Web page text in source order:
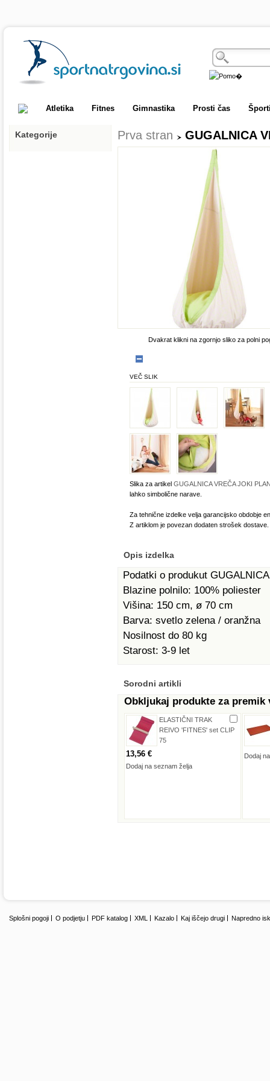
Atletika Fitnes Gimnastika Prosti čas
Kategorije Prva stran GUGALNICA
Dvakrat klikni na zgornjo sliko za polni
VEČ SLIK
Slika za artikel GUGALNICA VREČA JOKI
lahko simbolične narave.
Za tehnične izdelke velja garancijsko obdobje
Z artiklom je povezan dodaten strošek dostave.
Opis izdelka
Podatki o produkut
Blazine polnilo: 100% poliester
Višina: 150 cm, ø 70 cm
Barva: svetlo zelena / oranžna
Nosilnost do 80 kg
Starost: 3-9 let
Sorodni artikli
Obkljukaj produkte za
ELASTIČNI TRAK
REIVO 'FITNES' set CLIP
75
13,56 €
Dodaj na seznam želja
Dodaj
Splošni pogoji O podjetju PDF katalog XML Kazalo Kaj iščejo drugi Napredno